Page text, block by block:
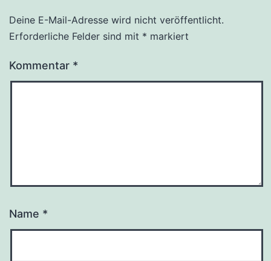
Deine E-Mail-Adresse wird nicht veröffentlicht.
Erforderliche Felder sind mit * markiert
Kommentar *
Name *